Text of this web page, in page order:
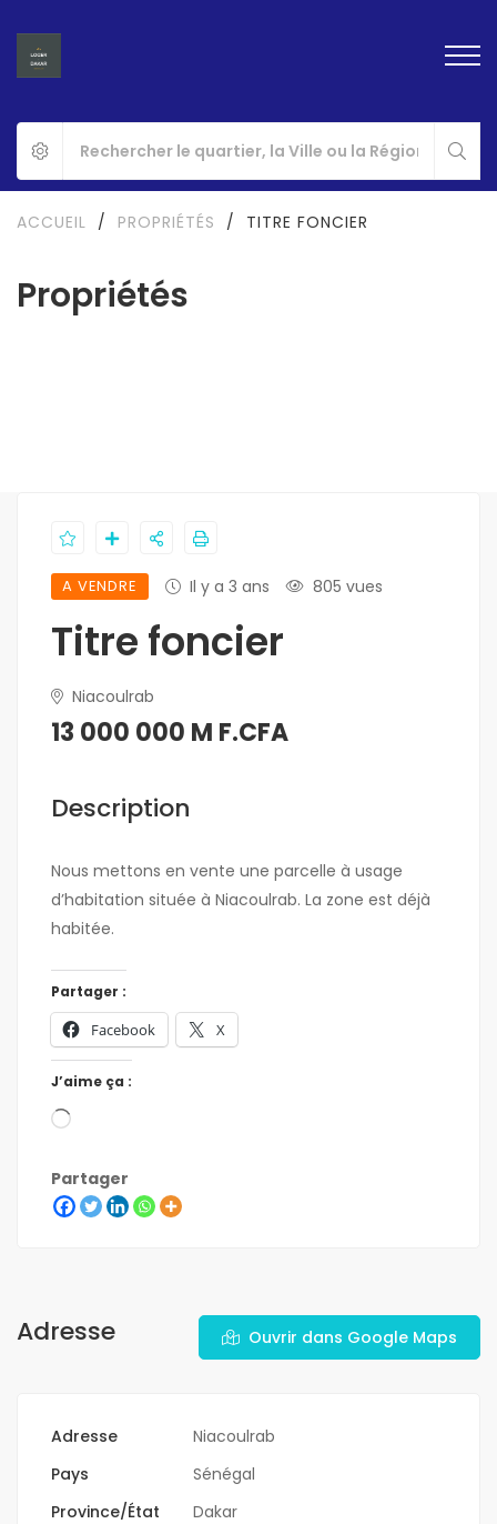
Propriétés
ACCUEIL / PROPRIÉTÉS / TITRE FONCIER
A VENDRE Il y a 3 ans 805 vues
Titre foncier
Niacoulrab
13 000 000 M F.CFA
Description
Nous mettons en vente une parcelle à usage
d’habitation située à Niacoulrab. La zone est déjà
habitée.
Partager :
Facebook X
J’aime ça :
Partager
Adresse Ouvrir dans Google Maps
Adresse
Niacoulrab
Pays
Sénégal
Province/État
Dakar